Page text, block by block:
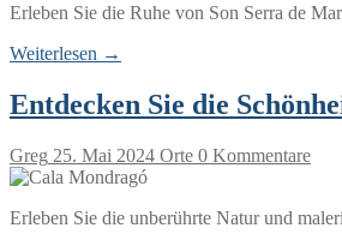
Erleben Sie die Ruhe von Son Serra de
Weiterlesen →
Entdecken Sie die
Greg 25. Mai 2024 Orte 0 Kommentare
Erleben Sie die unberührte Natur und